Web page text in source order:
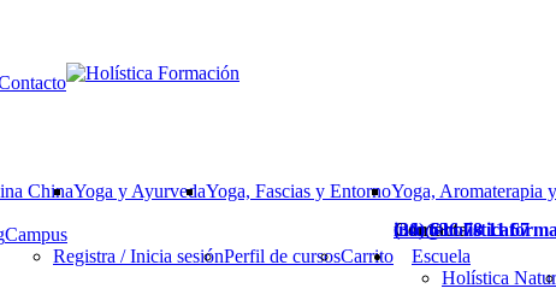
ChinaYoga y AyurvedaYoga, Fascias y EntornoYoga, Aromaterapia
Campus
Registra / Inicia sesiónPerfil de cursosCarrito
Contacta
(34) 636 78 11 67
Escuela
Holística